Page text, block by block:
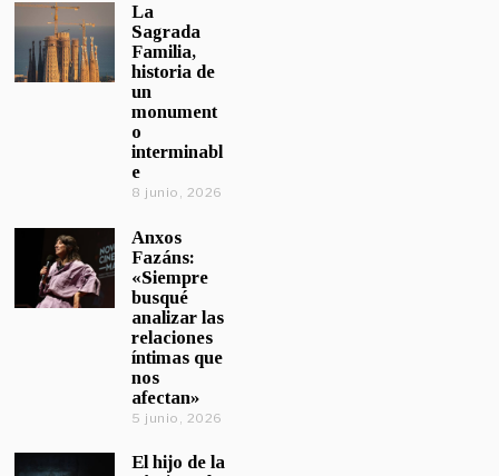
La
Sagrada
Familia,
historia de
un
monument
o
interminabl
e
8 junio, 2026
Anxos
Fazáns:
«Siempre
busqué
analizar las
relaciones
íntimas que
nos
afectan»
5 junio, 2026
El hijo de la